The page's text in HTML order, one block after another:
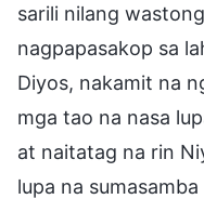
sarili nilang
nagpapasakop sa
Diyos, nakamit na
mga tao na nasa
at naitatag na rin
lupa na